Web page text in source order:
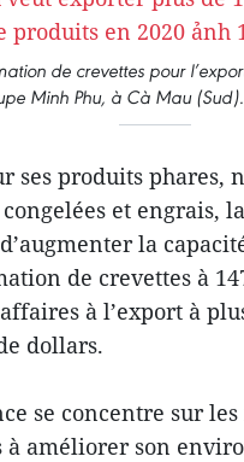
de crevettes pour
Minh Phu, à Cà Mau
ses produits phares,
et engrais,
la
de crevettes à
à l’export à
dollars.
se concentre sur les
à améliorer son